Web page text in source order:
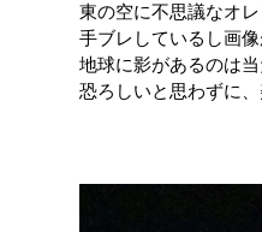
東の空に不思議なオ
手ブレしているし画
地球に影があるのは
恐ろしいと思わずに